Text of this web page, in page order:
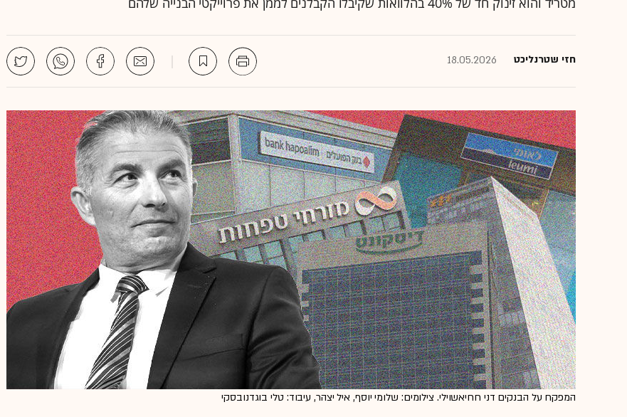
חזי שטרנליכט 18.05.2026
המפקח על הבנקים דני חחיאשוילי. צילומים: שלומי יוסף, איל יצהר, עיבוד: טלי בוגדנובסקי